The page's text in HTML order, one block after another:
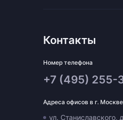
Контакты
Номер телефона
+7 (495) 255-
Адреса офисов в г. Москве
ул. Станиславского,